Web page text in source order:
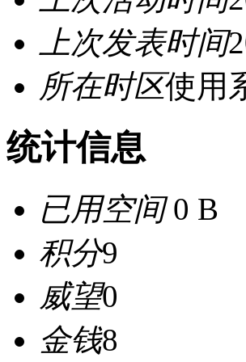
上次发表时间
所在时区使用
统计信息
已用空间0 B
积分9
威望0
金钱8